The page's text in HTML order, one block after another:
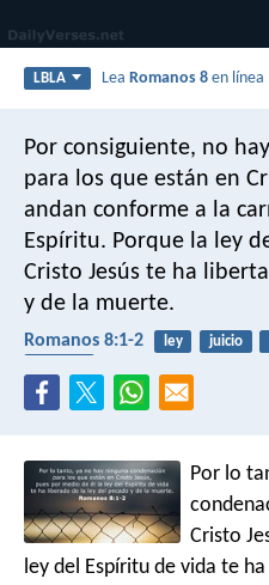
LBLA LeaRomanos 8 en línea
Por consiguiente, no
para los que están en
andan conforme a la
Espíritu. Porque la ley
Cristo Jesús te ha
y de la muerte.
Romanos 8:1-2 ley juicio
Por lo
Cristo
ley del Espíritu de vida te